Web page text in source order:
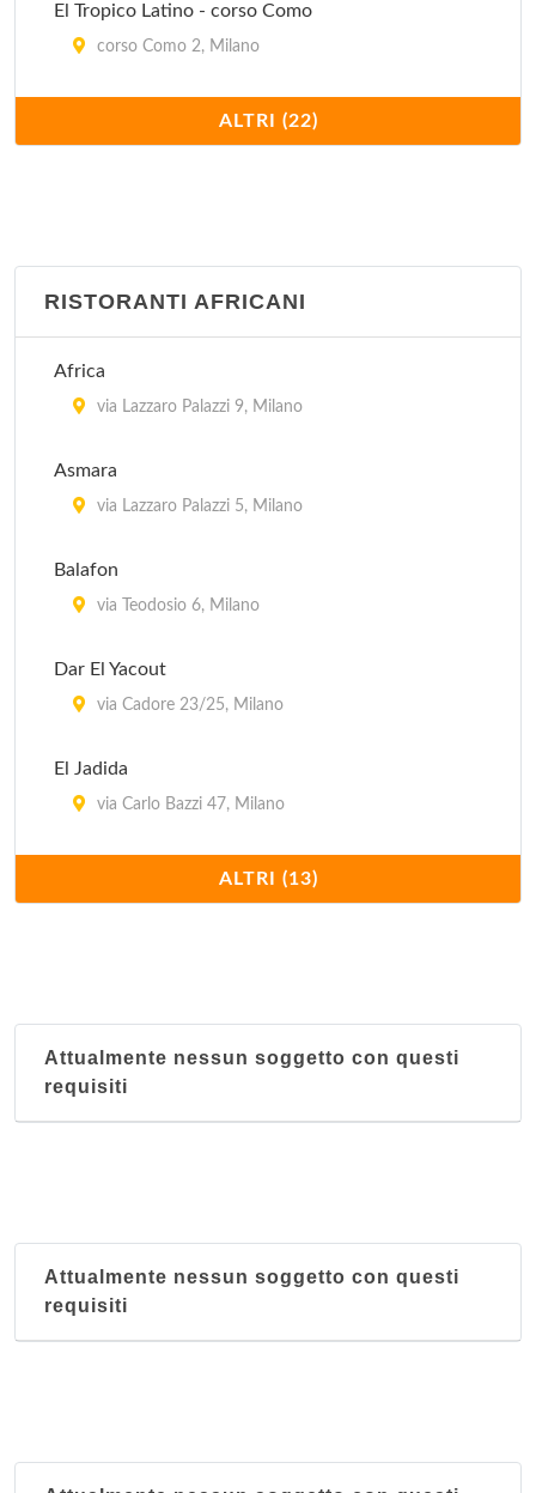
El Tropico Latino - corso Como
corso Como 2, Milano
via Benedetto Marcello 93, Milano
Ikos - Il Circolo della Natura
Il Girasole
Il Melograno
Innocenti Evasioni
ALTRI (22)
RISTORANTI AFRICANI
Africa
via Lazzaro Palazzi 9, Milano
Asmara
via Lazzaro Palazzi 5, Milano
Balafon
via Teodosio 6, Milano
Dar El Yacout
via Cadore 23/25, Milano
El Jadida
via Carlo Bazzi 47, Milano
corso Sempione 12, Milano
Kilimangiaro
Mar Rosso
via Marco Aurelio 8, Milano
ALTRI (13)
Attualmente nessun soggetto con questi
requisiti
Attualmente nessun soggetto con questi
requisiti